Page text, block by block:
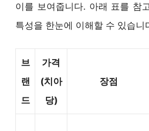
이를 보여줍니다. 아래 표를 참
특성을 한눈에 이해할 수 있습니
브
랜
드
가격
(치아
당)
장점